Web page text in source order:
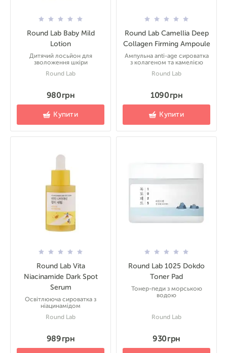
Round Lab Baby Mild
Lotion
Дитячий лосьйон для
зволоження шкіри
Round Lab
980 грн
Купити
Round Lab Camellia Deep
Collagen Firming Ampoule
Ампульна anti-age сироватка
з колагеном та камелією
Round Lab
1090 грн
Купити
Round Lab Vita
Niacinamide Dark Spot
Serum
Освітлююча сироватка з
ніацинамідом
Round Lab
989 грн
Round Lab 1025 Dokdo
Toner Pad
Тонер-педи з морською
водою
Round Lab
930 грн